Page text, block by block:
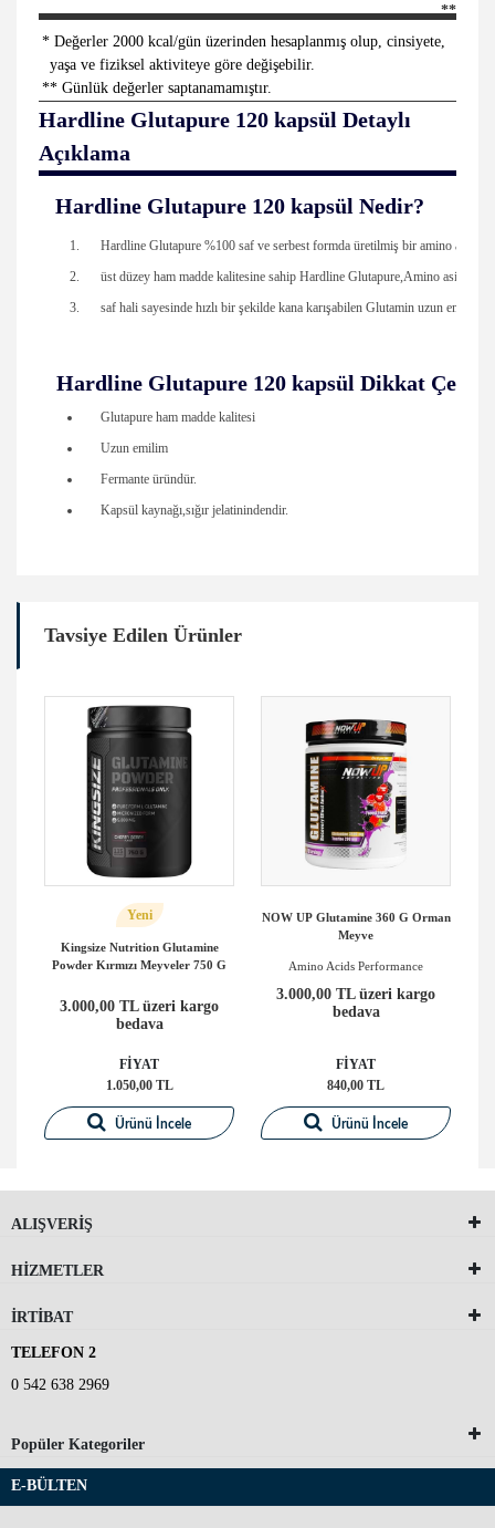
**
* Değerler 2000 kcal/gün üzerinden hesaplanmış olup, cinsiyete,
yaşa ve fiziksel aktiviteye göre değişebilir.
** Günlük değerler saptanamamıştır.
Hardline Glutapure 120 kapsül Detaylı
Açıklama
Hardline Glutapure 120 kapsül Nedir?
Hardline Glutapure %100 saf ve serbest formda üretilmiş bir amino asit
üst düzey ham madde kalitesine sahip Hardline Glutapure,Amino asit
saf hali sayesinde hızlı bir şekilde kana karışabilen Glutamin uzun emilimi
Hardline Glutapure 120 kapsül Dikkat
Glutapure ham madde kalitesi
Uzun emilim
Fermante üründür.
Kapsül kaynağı,sığır jelatinindendir.
Tavsiye Edilen Ürünler
Yeni
Kingsize Nutrition Glutamine
Powder Kırmızı Meyveler 750 G
3.000,00 TL üzeri kargo
bedava
FİYAT
1.050,00 TL
Ürünü İncele
NOW UP Glutamine 360 G Orman
Meyve
Amino Acids Performance
3.000,00 TL üzeri kargo
bedava
FİYAT
840,00 TL
Ürünü İncele
ALIŞVERİŞ
HİZMETLER
İRTİBAT
TELEFON 2
0 542 638 2969
Popüler Kategoriler
E-BÜLTEN